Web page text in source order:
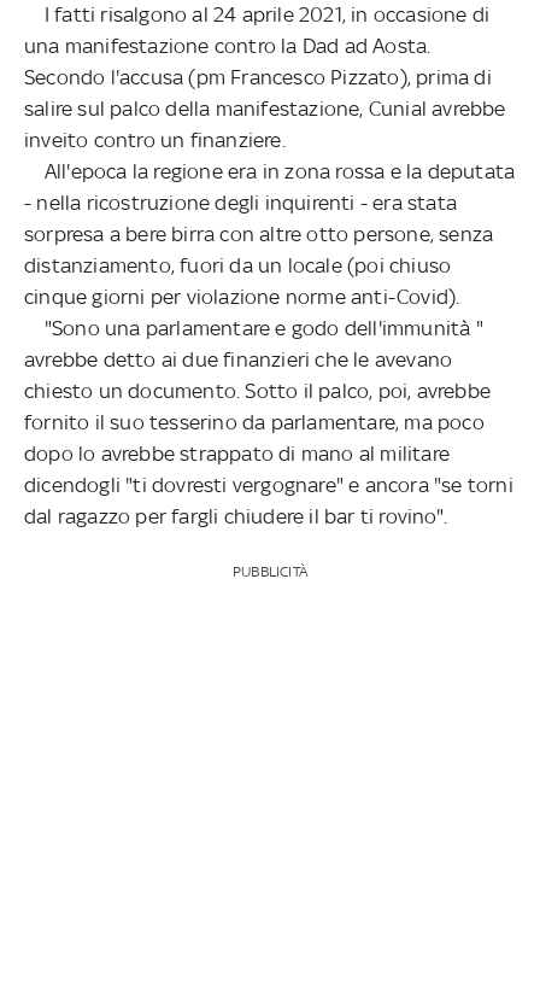
I fatti risalgono al 24 aprile 2021, in occasione di
una manifestazione contro la Dad ad Aosta.
Secondo l'accusa (pm Francesco Pizzato), prima di
salire sul palco della manifestazione, Cunial avrebbe
inveito contro un finanziere.
All'epoca la regione era in zona rossa e la deputata
- nella ricostruzione degli inquirenti - era stata
sorpresa a bere birra con altre otto persone, senza
distanziamento, fuori da un locale (poi chiuso
cinque giorni per violazione norme anti-Covid).
"Sono una parlamentare e godo dell'immunità "
avrebbe detto ai due finanzieri che le avevano
chiesto un documento. Sotto il palco, poi, avrebbe
fornito il suo tesserino da parlamentare, ma poco
dopo lo avrebbe strappato di mano al militare
dicendogli "ti dovresti vergognare" e ancora "se torni
dal ragazzo per fargli chiudere il bar ti rovino".
PUBBLICITÀ